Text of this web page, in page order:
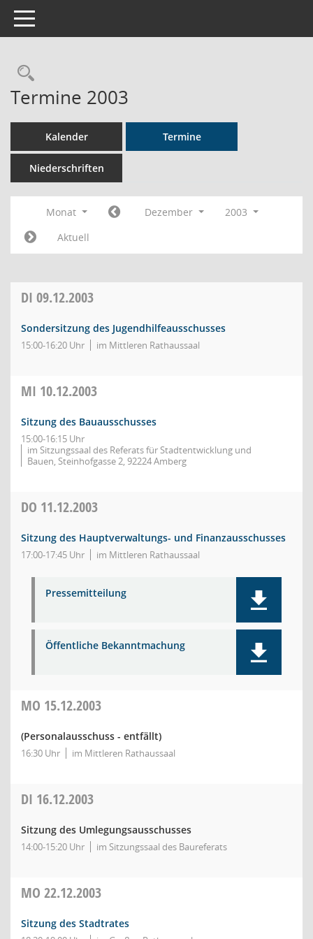
Toggle navigation
Rechercheauswahl
Termine 2003
Kalender Termine
Niederschriften
Monat Dezember
2003
Aktuell
DI 09.12.2003
Sondersitzung des Jugendhilfeausschusses
15:00-16:20 Uhr im Mittleren Rathaussaal
MI 10.12.2003
Sitzung des Bauausschusses
15:00-16:15 Uhr
im Sitzungssaal des Referats für Stadtentwicklung und
Bauen, Steinhofgasse 2, 92224 Amberg
DO 11.12.2003
Sitzung des Hauptverwaltungs- und Finanzausschusses
17:00-17:45 Uhr im Mittleren Rathaussaal
Pressemitteilung
Öffentliche Bekanntmachung
MO 15.12.2003
(Personalausschuss - entfällt)
16:30 Uhr im Mittleren Rathaussaal
DI 16.12.2003
Sitzung des Umlegungsausschusses
14:00-15:20 Uhr im Sitzungssaal des Baureferats
MO 22.12.2003
Sitzung des Stadtrates